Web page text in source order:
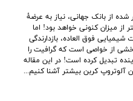
از بانک جهانی، نیاز به عرضۀ
میلادی 500 برابر بیشتر از میزان کنونی خواهد بود! اما
شیمیایی فوق العاده، بازدارندگی
بخشی از خواصی است که گرافیت را
تبدیل کرده است! در این مقاله
آلوتروپ کربن بیشتر آشنا کنیم...